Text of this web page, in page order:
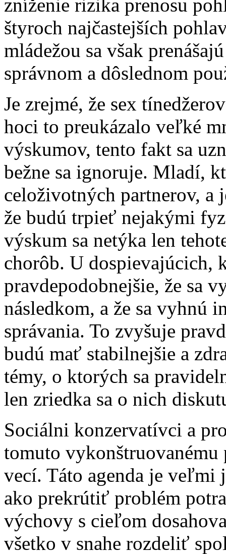
zníženie rizika prenosu
štyroch najčastejších
mládežou sa však
správnom a dôslednom
Je zrejmé, že sex
hoci to preukázalo veľké
výskumov, tento fakt sa
bežne sa ignoruje. Mladí,
celoživotných partnerov, a
že budú trpieť nejakými
výskum sa netýka len
chorôb. U dospievajúcich,
pravdepodobnejšie, že sa
následkom, a že sa vyhnú
správania. To zvyšuje
budú mať stabilnejšie a
témy, o ktorých sa
len zriedka sa o nich
Sociálni konzervatívci a
tomuto
vecí. Táto agenda je veľmi
ako prekrútiť problém
výchovy s cieľom
všetko v snahe rozdeliť